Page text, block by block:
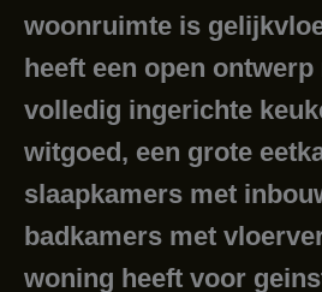
woonruimte is
heeft een open ontwerp
volledig ingerichte
witgoed, een grote
slaapkamers met
badkamers met
woning heeft voor